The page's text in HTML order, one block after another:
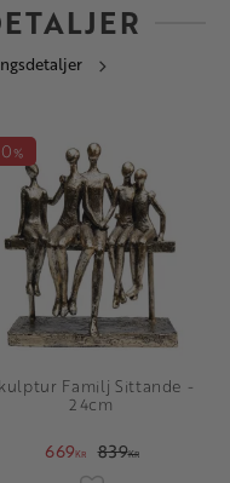
Familj Sittande -
24cm
669KR 839KR
%